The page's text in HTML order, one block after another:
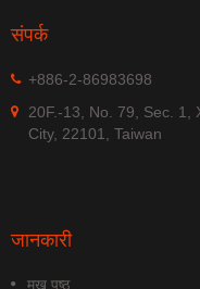
संपर्क
+886-2-86983698
20F.-13, No. 79, Sec. 1,
City, 22101, Taiwan
जानकारी
मुख पृष्ठ